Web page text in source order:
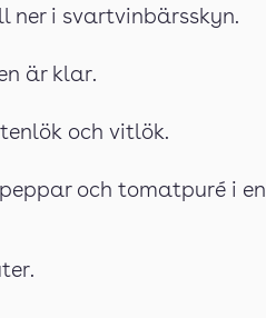
ner i svartvinbärsskyn.
är klar.
och vitlök.
och tomatpuré i en